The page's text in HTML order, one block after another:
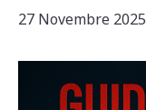
27 Novembre 2025